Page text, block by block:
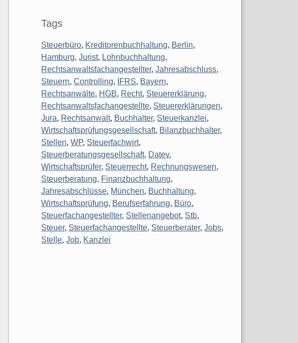
Tags
Steuerbüro, Kreditorenbuchhaltung, Berlin,
Hamburg,Jurist, Lohnbuchhaltung,
Rechtsanwaltsfachangestellter,Jahresabschluss,
Steuern,Controlling, IFRS, Bayern,
Rechtsanwälte, HGB, Recht, Steuererklärung,
Rechtsanwaltsfachangestellte, Steuererklärungen,
Jura, Rechtsanwalt, Buchhalter, Steuerkanzlei,
Wirtschaftsprüfungsgesellschaft, Bilanzbuchhalter,
Stellen,WP, Steuerfachwirt,
Steuerberatungsgesellschaft, Datev,
Wirtschaftsprüfer, Steuerrecht, Rechnungswesen,
Steuerberatung, Finanzbuchhaltung,
Jahresabschlüsse, München, Buchhaltung,
Wirtschaftsprüfung, Berufserfahrung, Büro,
Steuerfachangestellter, Stellenangebot, Stb,
Steuer, Steuerfachangestellte, Steuerberater,Jobs,
Stelle,Job, Kanzlei